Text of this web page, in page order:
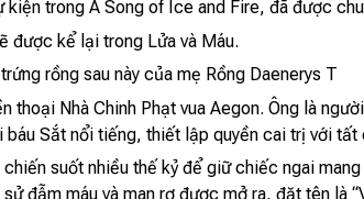
trong A Song of Ice and Fire, đã được
được kể lại trong Lửa và Máu.
rồng sau này của mẹ Rồng Daenerys T
thoại Nhà Chinh Phạt vua Aegon. Ông là
Sắt nổi tiếng, thiết lập quyền cai trị với tất
suốt nhiều thế kỷ để giữ chiếc ngai
đẫm máu và man rợ được mở ra, đặt tên là